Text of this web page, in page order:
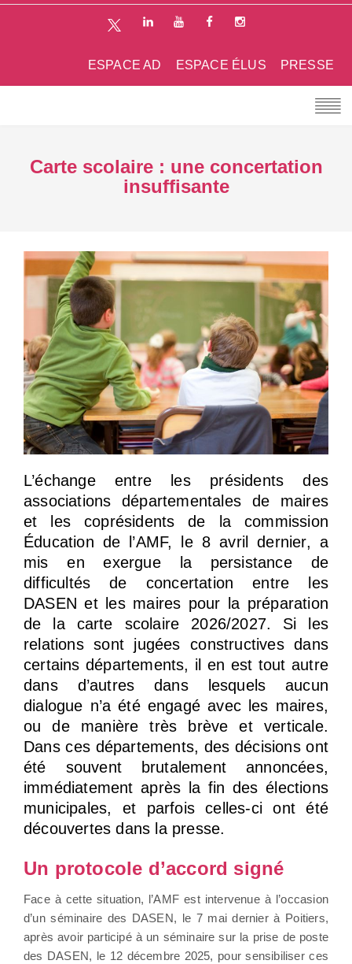
PRESSE
ESPACE ÉLUS
ESPACE AD
Carte scolaire : une concertation
insuffisante
L’échange entre les présidents des
associations départementales de maires
et les coprésidents de la commission
Éducation de l’AMF, le 8 avril dernier, a
mis en exergue la persistance de
difficultés de concertation entre les
DASEN et les maires pour la préparation
de la carte scolaire 2026/2027. Si les
relations sont jugées constructives dans
certains départements, il en est tout autre
dans d’autres dans lesquels aucun
dialogue n’a été engagé avec les maires,
ou de manière très brève et verticale.
Dans ces départements, des décisions ont
été souvent brutalement annoncées,
immédiatement après la fin des élections
municipales, et parfois celles-ci ont été
découvertes dans la presse.
Un protocole d’accord signé
Face à cette situation, l’AMF est intervenue à l’occasion
d’un séminaire des DASEN, le 7 mai dernier à Poitiers,
après avoir participé à un séminaire sur la prise de poste
des DASEN, le 12 décembre 2025, pour sensibiliser ces